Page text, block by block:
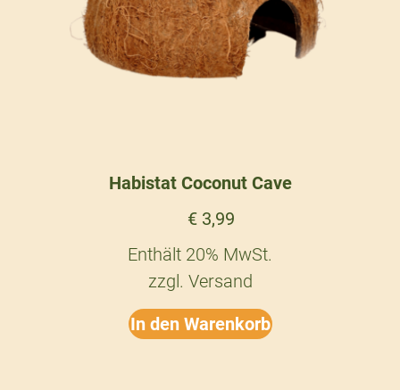
Habistat Coconut Cave
€ 3,99
Enthält 20% MwSt.
zzgl. Versand
In den Warenkorb